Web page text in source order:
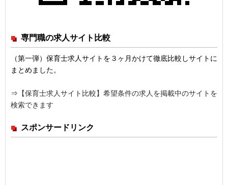
専門職の求人サイト比較
（第一弾）保育士求人サイトを３ヶ月かけて徹底比較しサイトに
まとめました。
⇒ 【保育士求人サイト比較】希望条件の求人を掲載中のサイトを
検索できます
スポンサードリンク